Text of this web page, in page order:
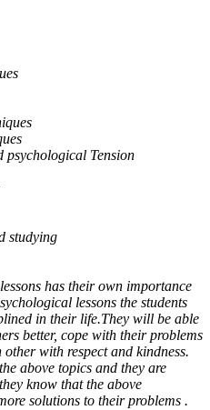
psychological Tension
studying
has their own importance
lessons the students
in their life.They will be able
better, cope with their problems
with respect and kindness.
above topics and they are
know that the above
solutions to their problems .